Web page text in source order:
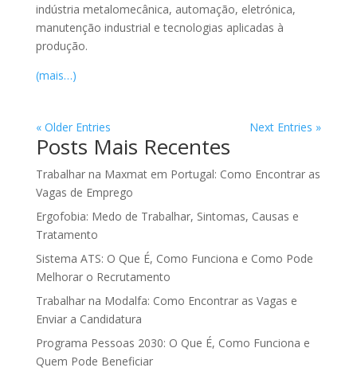
indústria metalomecânica, automação, eletrónica,
manutenção industrial e tecnologias aplicadas à
produção.
(mais…)
« Older Entries Next Entries »
Posts Mais Recentes
Trabalhar na Maxmat em Portugal: Como Encontrar as
Vagas de Emprego
Ergofobia: Medo de Trabalhar, Sintomas, Causas e
Tratamento
Sistema ATS: O Que É, Como Funciona e Como Pode
Melhorar o Recrutamento
Trabalhar na Modalfa: Como Encontrar as Vagas e
Enviar a Candidatura
Programa Pessoas 2030: O Que É, Como Funciona e
Quem Pode Beneficiar